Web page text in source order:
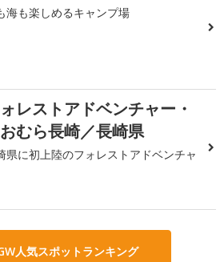
海も楽しめるキャンプ場
レストアドベンチャー・
むら長崎／長崎県
県に初上陸のフォレストアドベンチャ
人気スポットランキング